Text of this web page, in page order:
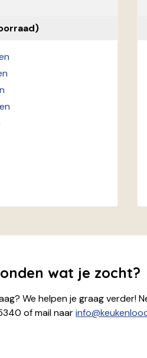
wat je zocht?
We helpen je graag verder!
of mail naar